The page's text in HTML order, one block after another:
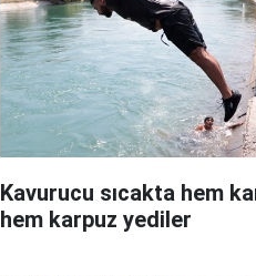
Kavurucu sıcakta hem
hem karpuz yediler